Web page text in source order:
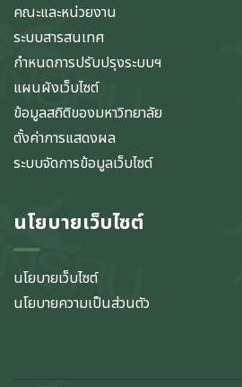
คณะและหน่วยงาน
ระบบสารสนเทศ
กำหนดการปรับปรุงระบบฯ
แผนผังเว็บไซต์
ข้อมูลสถิติของมหาวิทยาลัย
ตั้งค่าการแสดงผล
ระบบจัดการข้อมูลเว็บไซต์
นโยบายเว็บไซต์
นโยบายเว็บไซต์
นโยบายความเป็นส่วนตัว